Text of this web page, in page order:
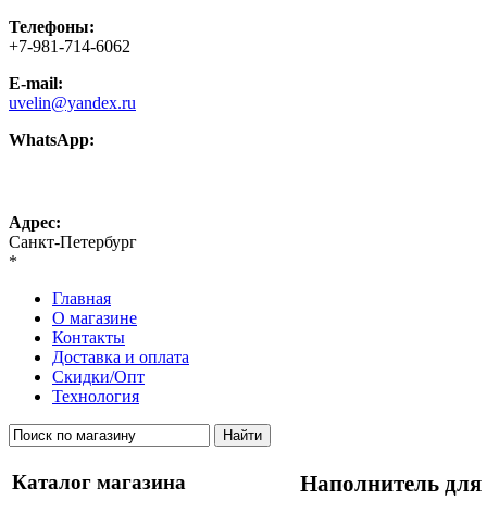
Телефоны:
+7-981-714-6062
E-mail:
uvelin@yandex.ru
WhatsApp:
Адрес:
Санкт-Петербург
*
Главная
О магазине
Контакты
Доставка и оплата
Скидки/Опт
Технология
Каталог магазина Наполнитель